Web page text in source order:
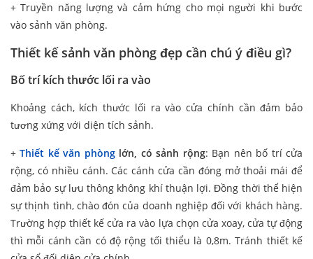
+ Truyền năng lượng và cảm hứng cho mọi người khi bước
vào sảnh văn phòng.
Thiết kế sảnh văn phòng đẹp cần chú ý điều gì?
Bố trí kích thước lối ra vào
Khoảng cách, kích thước lối ra vào cửa chính cần đảm bảo
tương xứng với diện tích sảnh.
+ Thiết kế văn phònglớn, có sảnh rộng: Bạn nên bố trí cửa
rộng, có nhiều cánh. Các cánh cửa cần đóng mở thoải mái để
đảm bảo sự lưu thông không khí thuận lợi. Đồng thời thể hiện
sự thịnh tình, chào đón của doanh nghiệp đối với khách hàng.
Trường hợp thiết kế cửa ra vào lựa chọn cửa xoay, cửa tự động
thì mỗi cánh cần có độ rộng tối thiểu là 0,8m. Tránh thiết kế